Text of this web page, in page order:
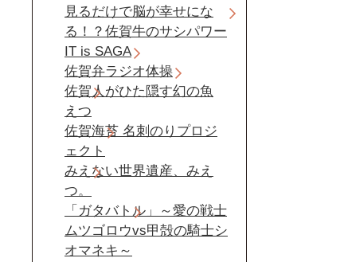
見るだけで脳が幸せにな
る！？佐賀牛のサシパワー
IT is SAGA
佐賀弁ラジオ体操
佐賀人がひた隠す幻の魚
えつ
佐賀海苔 名刺のりプロジ
ェクト
みえない世界遺産、みえ
つ。
「ガタバトル」～愛の戦士
ムツゴロウvs甲殻の騎士シ
オマネキ～